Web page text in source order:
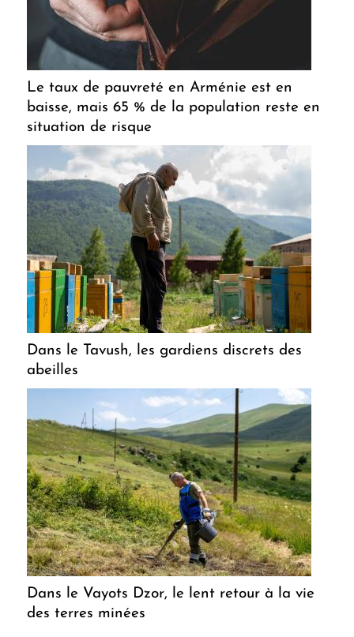
Le taux de pauvreté en Arménie est en
baisse, mais 65 % de la population reste en
situation de risque
Dans le Tavush, les gardiens discrets des
abeilles
Dans le Vayots Dzor, le lent retour à la vie
des terres minées